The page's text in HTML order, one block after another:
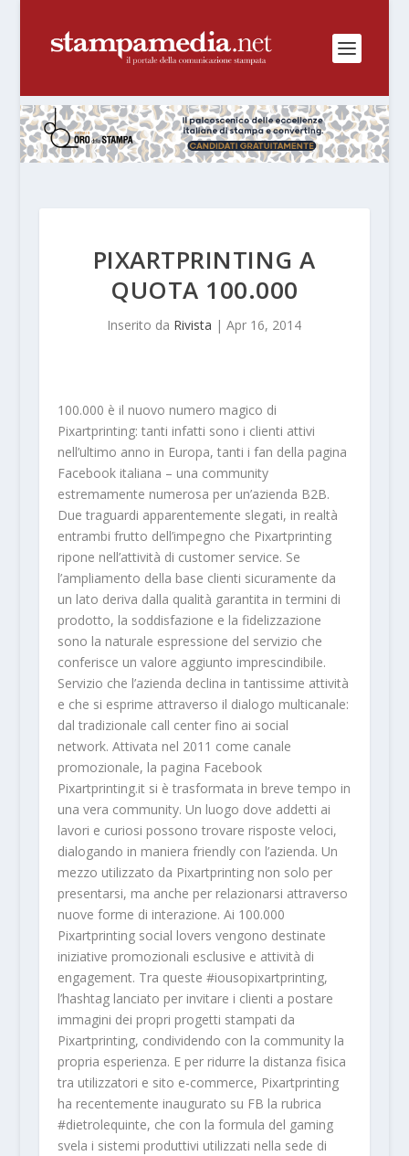
PIXARTPRINTING A
QUOTA 100.000
Inserito da Rivista |Apr 16, 2014
100.000 è il nuovo numero magico di
Pixartprinting: tanti infatti sono i clienti attivi
nell’ultimo anno in Europa, tanti i fan della pagina
Facebook italiana – una community
estremamente numerosa per un’azienda B2B.
Due traguardi apparentemente slegati, in realtà
entrambi frutto dell’impegno che Pixartprinting
ripone nell’attività di customer service. Se
l’ampliamento della base clienti sicuramente da
un lato deriva dalla qualità garantita in termini di
prodotto, la soddisfazione e la fidelizzazione
sono la naturale espressione del servizio che
conferisce un valore aggiunto imprescindibile.
Servizio che l’azienda declina in tantissime attività
e che si esprime attraverso il dialogo multicanale:
dal tradizionale call center fino ai social
network. Attivata nel 2011 come canale
promozionale, la pagina Facebook
Pixartprinting.it si è trasformata in breve tempo in
una vera community. Un luogo dove addetti ai
lavori e curiosi possono trovare risposte veloci,
dialogando in maniera friendly con l’azienda. Un
mezzo utilizzato da Pixartprinting non solo per
presentarsi, ma anche per relazionarsi attraverso
nuove forme di interazione. Ai 100.000
Pixartprinting social lovers vengono destinate
iniziative promozionali esclusive e attività di
engagement. Tra queste #iousopixartprinting,
l’hashtag lanciato per invitare i clienti a postare
immagini dei propri progetti stampati da
Pixartprinting, condividendo con la community la
propria esperienza. E per ridurre la distanza fisica
tra utilizzatori e sito e-commerce, Pixartprinting
ha recentemente inaugurato su FB la rubrica
#dietrolequinte, che con la formula del gaming
svela i sistemi produttivi utilizzati nella sede di